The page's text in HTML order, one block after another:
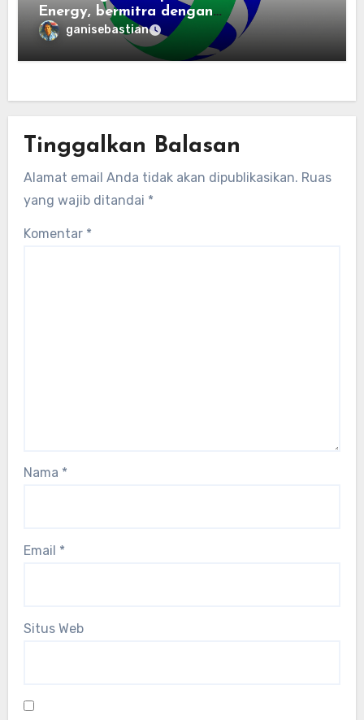
Energy, bermitra dengan
Zhuochuangtong untuk mempercepat
transisi energi Indonesia — raksasa
energi global bergabung dengan tim
ganisebastian
Tinggalkan Balasan
Alamat email Anda tidak akan dipublikasikan. Ruas
yang wajib ditandai *
Komentar *
Nama *
Email *
Situs Web